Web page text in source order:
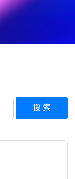
搜 索